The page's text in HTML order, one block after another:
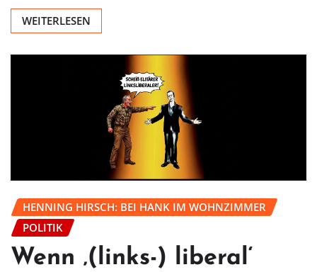
WEITERLESEN
HENNING HIRSCH: BEI HANK IM WOHNZIMMER
POLITIK
Wenn ‚(links-) liberal‘